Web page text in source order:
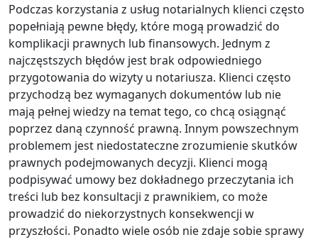
Podczas korzystania z usług notarialnych klienci często
popełniają pewne błędy, które mogą prowadzić do
komplikacji prawnych lub finansowych. Jednym z
najczęstszych błędów jest brak odpowiedniego
przygotowania do wizyty u notariusza. Klienci często
przychodzą bez wymaganych dokumentów lub nie
mają pełnej wiedzy na temat tego, co chcą osiągnąć
poprzez daną czynność prawną. Innym powszechnym
problemem jest niedostateczne zrozumienie skutków
prawnych podejmowanych decyzji. Klienci mogą
podpisywać umowy bez dokładnego przeczytania ich
treści lub bez konsultacji z prawnikiem, co może
prowadzić do niekorzystnych konsekwencji w
przyszłości. Ponadto wiele osób nie zdaje sobie sprawy